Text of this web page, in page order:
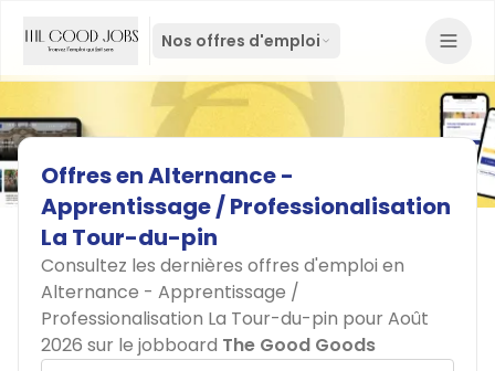
Nos offres d'emploi
OffresenAlternance-
Apprentissage/Professionalisation
La Tour-du-pin
Consultez les dernières offres d'emploi en
Alternance - Apprentissage /
Professionalisation La Tour-du-pin pour Août
2026 sur le jobboard The Good Goods
Rechercher par job, mot-clé ou entreprise